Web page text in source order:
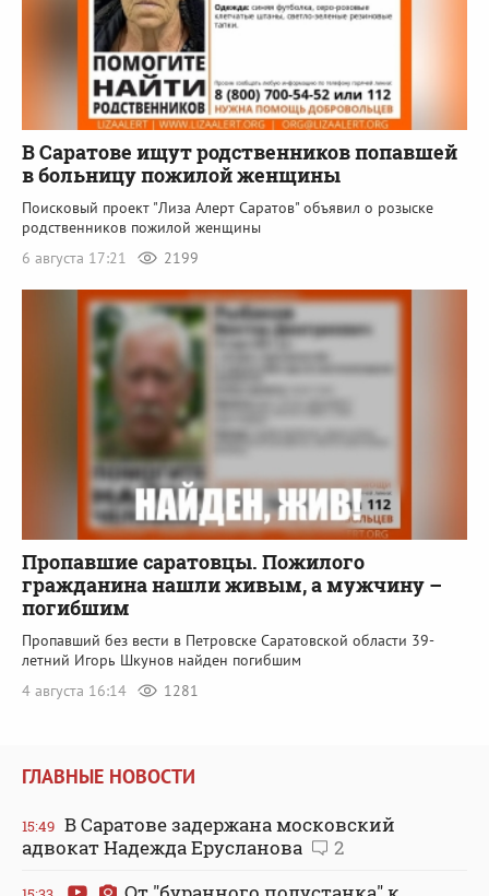
В Саратове ищут родственников попавшей
в больницу пожилой женщины
Поисковый проект "Лиза Алерт Саратов" объявил о розыске
родственников пожилой женщины
6 августа 17:21
2199
Пропавшие саратовцы. Пожилого
гражданина нашли живым, а мужчину –
погибшим
Пропавший без вести в Петровске Саратовской области 39-
летний Игорь Шкунов найден погибшим
4 августа 16:14
1281
ГЛАВНЫЕ НОВОСТИ
15:49 В Саратове задержана московский
адвокат Надежда Ерусланова
2